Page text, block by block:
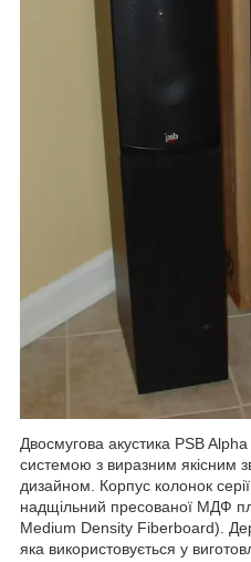
Двосмугова акустика PSB
системою з виразним якісним
дизайном. Корпус колонок серії
надщільний пресованої МДФ
Medium Density Fiberboard).
яка використовується у